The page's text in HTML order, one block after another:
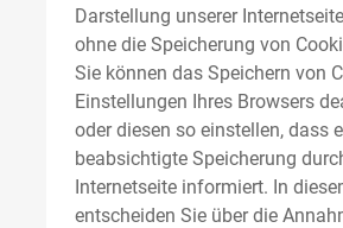
Darstellung unserer
ohne die Speicherung von
Sie können das Speichern von
Einstellungen Ihres Browsers
oder diesen so einstellen, dass
beabsichtigte Speicherung
Internetseite informiert. In
entscheiden Sie über die